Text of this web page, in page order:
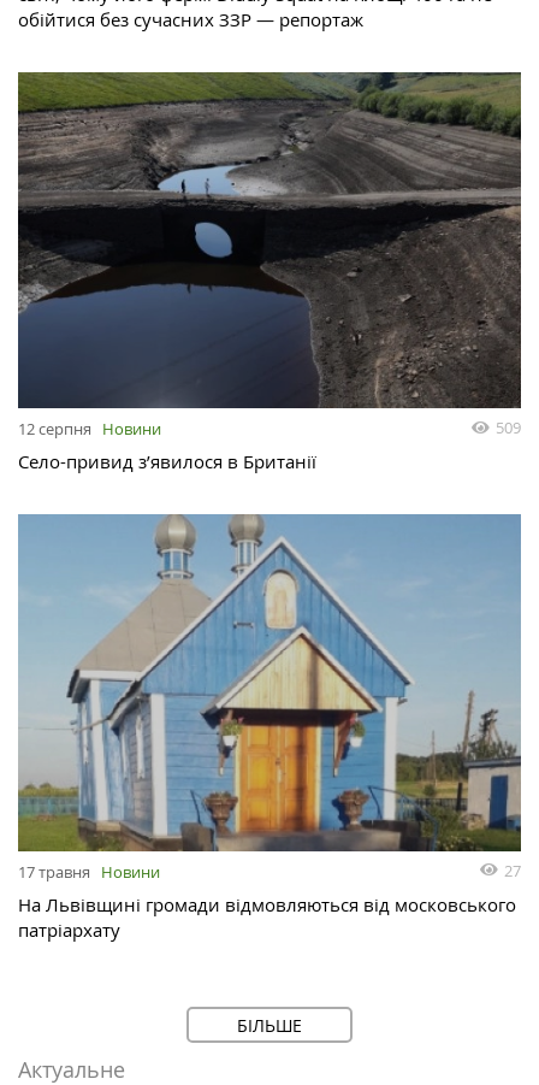
обійтися без сучасних ЗЗР — репортаж
12 серпня Новини 509
Село-привид з’явилося в Британії
17 травня Новини 27
На Львівщині громади відмовляються від московського
патріархату
БІЛЬШЕ
Актуальне